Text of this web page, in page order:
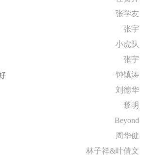
张学友
张宇
小虎队
张宇
钟镇涛
刘德华
黎明
Beyond
周华健
林子祥&叶倩文